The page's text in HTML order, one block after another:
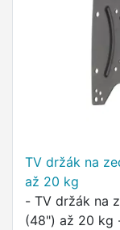
TV držák na
až 20 kg
- TV držák na
(48") až 20 kg